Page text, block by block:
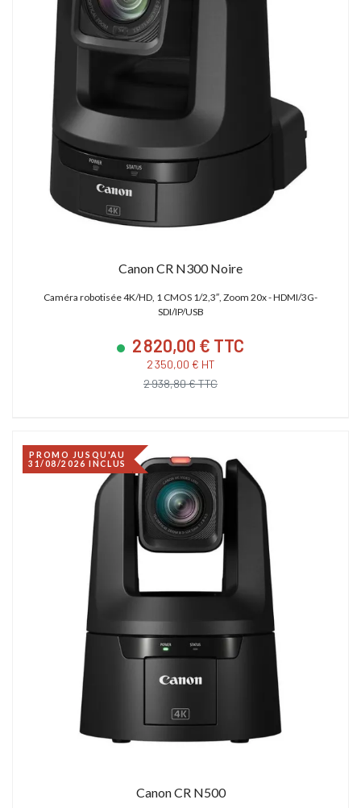
Canon CR N300 Noire
Caméra robotisée 4K/HD, 1 CMOS 1/2,3″, Zoom 20x - HDMI/3G-
SDI/IP/USB
2 820,00 € TTC
2 350,00 € HT
2 938,80 € TTC
PROMO JUSQU'AU
31/08/2026 INCLUS
Canon CR N500